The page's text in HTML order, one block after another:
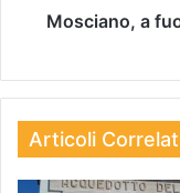
Mosciano, a
Articoli